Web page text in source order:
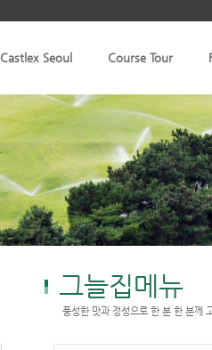
Castlex Seoul Course Tour
그늘집메뉴
풍성한 맛과 정성으로 한 분 한 분께